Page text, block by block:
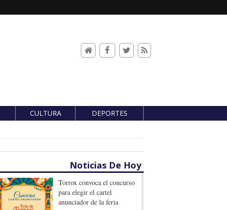
CULTURA DEPORTES
Noticias De Hoy
Torrox convoca el concurso
para elegir el cartel
anunciador de la feria